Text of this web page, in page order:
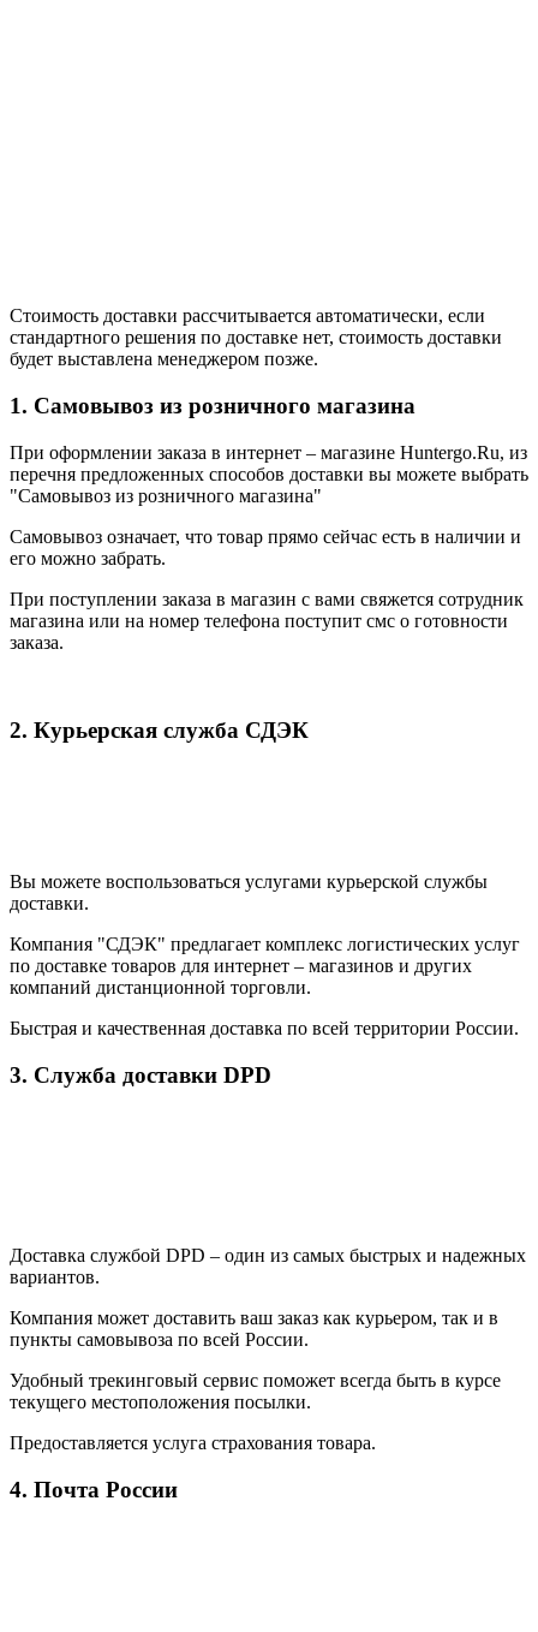
Стоимость доставки рассчитывается автоматически, если
стандартного решения по доставке нет, стоимость доставки
будет выставлена менеджером позже.
1. Самовывоз из розничного магазина
При оформлении заказа в интернет – магазине Huntergo.Ru, из
перечня предложенных способов доставки вы можете выбрать
"Самовывоз из розничного магазина"
Самовывоз означает, что товар прямо сейчас есть в наличии и
его можно забрать.
При поступлении заказа в магазин с вами свяжется сотрудник
магазина или на номер телефона поступит смс о готовности
заказа.
2. Курьерская служба СДЭК
Вы можете воспользоваться услугами курьерской службы
доставки.
Компания "СДЭК" предлагает комплекс логистических услуг
по доставке товаров для интернет – магазинов и других
компаний дистанционной торговли.
Быстрая и качественная доставка по всей территории России.
3. Служба доставки DPD
Доставка службой DPD – один из самых быстрых и надежных
вариантов.
Компания может доставить ваш заказ как курьером, так и в
пункты самовывоза по всей России.
Удобный трекинговый сервис поможет всегда быть в курсе
текущего местоположения посылки.
Предоставляется услуга страхования товара.
4. Почта России